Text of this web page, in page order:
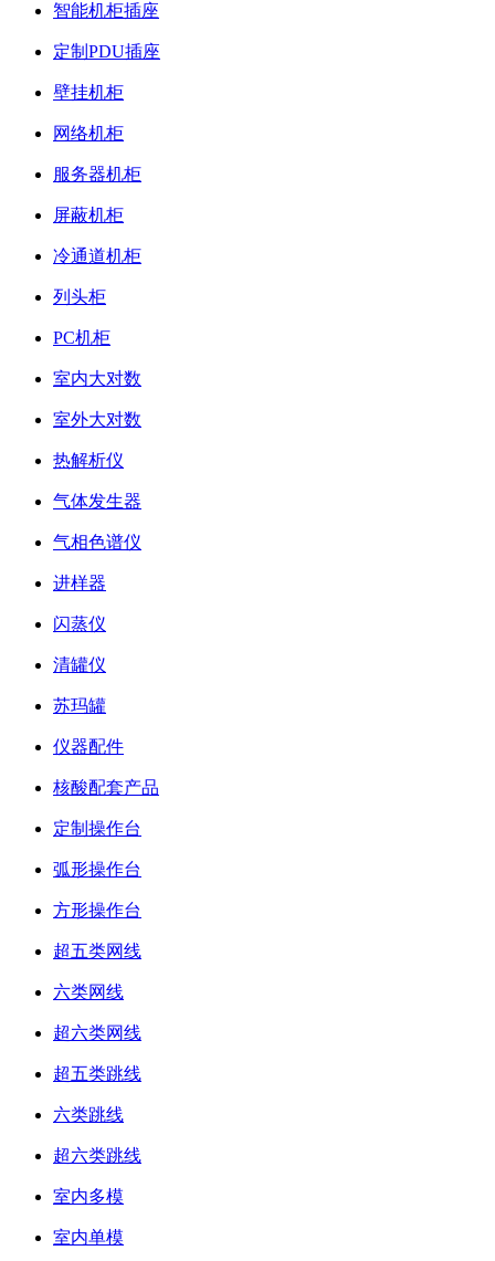
智能机柜插座
定制PDU插座
壁挂机柜
网络机柜
服务器机柜
屏蔽机柜
冷通道机柜
列头柜
PC机柜
室内大对数
室外大对数
热解析仪
气体发生器
气相色谱仪
进样器
闪蒸仪
清罐仪
苏玛罐
仪器配件
核酸配套产品
定制操作台
弧形操作台
方形操作台
超五类网线
六类网线
超六类网线
超五类跳线
六类跳线
超六类跳线
室内多模
室内单模